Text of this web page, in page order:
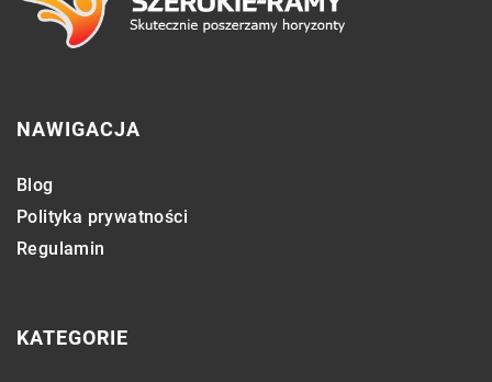
NAWIGACJA
Blog
Polityka prywatności
Regulamin
KATEGORIE